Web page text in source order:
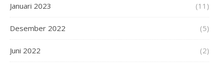
Januari 2023 (11)
Desember 2022 (5)
Juni 2022 (2)